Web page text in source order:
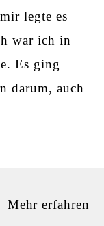
legte es
war ich in
Es ging
darum, auch
Mehrerfahren